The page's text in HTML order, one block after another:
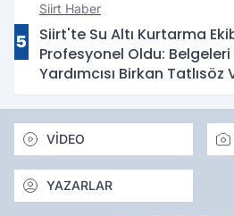
5
Siirt Haber
Siirt'te Su Altı Kurtarma
Profesyonel Oldu: Belgeleri
Yardımcısı Birkan Tatlısöz
VİDEO
YAZARLAR